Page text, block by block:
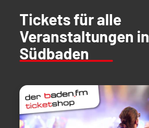
Tickets für alle
Veranstaltungen in
Südbaden